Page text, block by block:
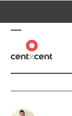
Open
mobile
menu
Close
mobile
menu